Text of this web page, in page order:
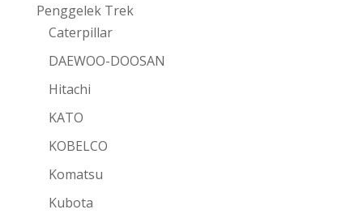
Penggelek Trek
Caterpillar
DAEWOO-DOOSAN
Hitachi
KATO
KOBELCO
Komatsu
Kubota